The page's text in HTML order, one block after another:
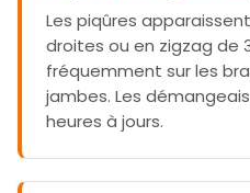
Les piqûres
droites ou en zigzag de
fréquemment sur les
jambes. Les
heures à jours.